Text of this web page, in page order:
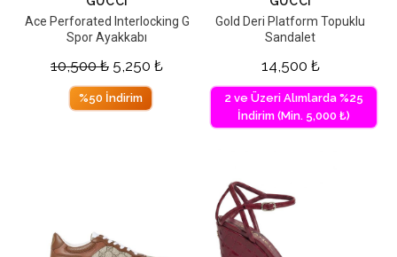
Ace Perforated Interlocking G
Spor Ayakkabı
10,500₺ 5,250 ₺
%50 İndirim
Gold Deri Platform Topuklu
Sandalet
14,500 ₺
2 ve Üzeri Alımlarda %25
İndirim (Min. 5,000 ₺)